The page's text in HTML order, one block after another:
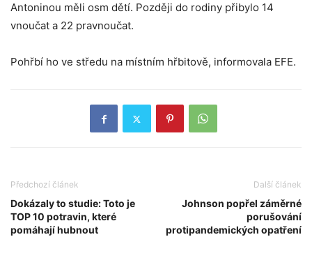
Antoninou měli osm dětí. Později do rodiny přibylo 14
vnoučat a 22 pravnoučat.
Pohřbí ho ve středu na místním hřbitově, informovala EFE.
Předchozí článek
Dokázaly to studie: Toto je
TOP 10 potravin, které
pomáhají hubnout
Další článek
Johnson popřel záměrné
porušování
protipandemických opatření